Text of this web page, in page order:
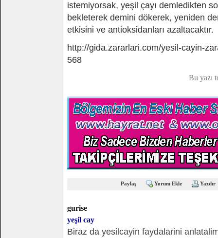
istemiyorsak, yeşil çayı demledikten
bekleterek demini dökerek, yeniden
etkisini ve antioksidanları azaltacaktır.
http://gida.zararlari.com/yesil-cayin-
568
Bu yazı
Paylaş Yorum Ekle Yazdır
gurise
yeşil cay
Biraz da yesilcayin faydalarini